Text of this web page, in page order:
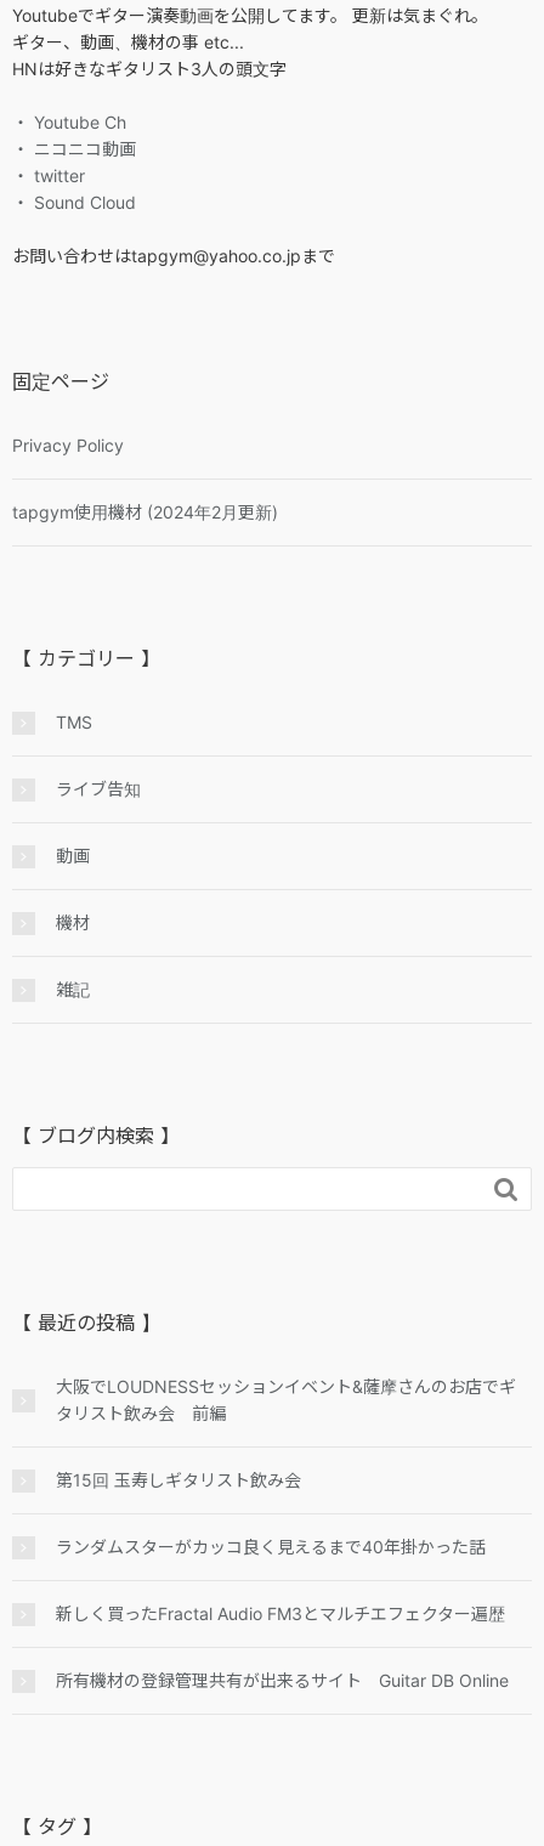
Youtubeでギター演奏動画を公開してます。 更新は気まぐれ。
ギター、動画、機材の事 etc...
HNは好きなギタリスト3人の頭文字
・ Youtube Ch
・ ニコニコ動画
・ twitter
・ Sound Cloud
お問い合わせはtapgym@yahoo.co.jpまで
固定ページ
Privacy Policy
tapgym使用機材 (2024年2月更新)
【 カテゴリー 】
TMS
ライブ告知
動画
機材
雑記
【 ブログ内検索 】

【 最近の投稿 】
大阪でLOUDNESSセッションイベント&薩摩さんのお店でギ
タリスト飲み会 前編
第15回 玉寿しギタリスト飲み会
ランダムスターがカッコ良く見えるまで40年掛かった話
新しく買ったFractal Audio FM3とマルチエフェクター遍歴
所有機材の登録管理共有が出来るサイト Guitar DB Online
【 タグ 】